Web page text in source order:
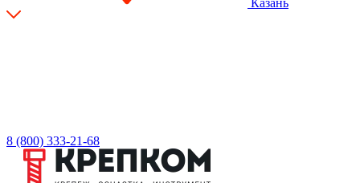
Казань
8 (800) 333-21-68